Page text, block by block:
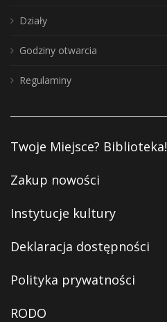
Działy
Godziny otwarcia
Regulaminy
Twoje Miejsce? Biblioteka!
Zakup nowości
Instytucje kultury
Deklaracja dostępności
Polityka prywatności
RODO